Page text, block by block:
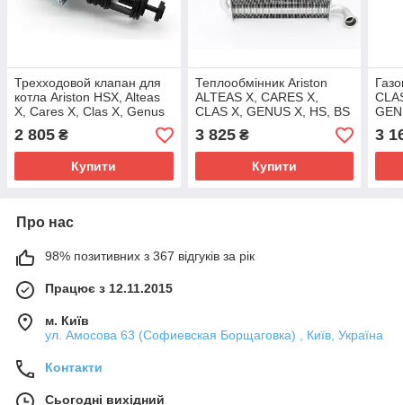
Трехходовой клапан для
котла Ariston HSX, Alteas
X, Cares X, Clas X, Genus
X 65114924
2 805 ₴
Купити
Теплообмінник Ariston
ALTEAS X, CARES X,
CLAS X, GENUS X, HS, BS
II, Matis арт. 65119090
3 825₴
Купити
3
Про нас
98% позитивних з 367 відгуків за рік
Працює з 12.11.2015
м. Київ
ул. Амосова 63 (Софиевская Борщаговка) , Київ, Україна
Контакти
Сьогодні вихідний